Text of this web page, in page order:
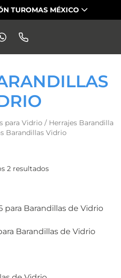
TUROMAS MÉXICO
para Vidrio / Herrajes Barandilla
Barandillas Vidrio
2 resultados
Barandillas de Vidrio